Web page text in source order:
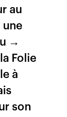
au
une
→
Folie
à
son